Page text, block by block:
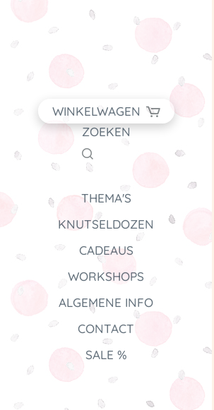
WINKELWAGEN
ZOEKEN
THEMA'S
KNUTSELDOZEN
CADEAUS
WORKSHOPS
ALGEMENE INFO
CONTACT
SALE %